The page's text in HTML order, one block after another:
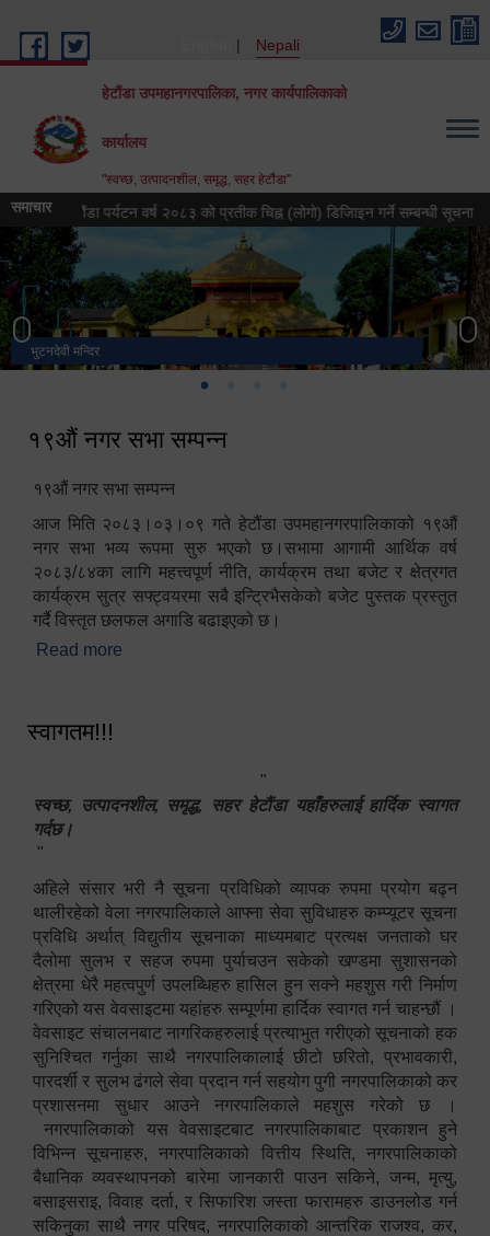
Nepali
हेटौंडा उपमहानगरपालिका, नगर कार्यपालिकाको
कार्यालय
"स्वच्छ, उत्पादनशील, समृद्ध, सहर हेटौंडा"
समाचारहेटौंडा पर्यटन वर्ष २०८३ को प्रतीक चिह्न (लोगो) डिजिाइन गर्ने सम्बन्धी सूचना
भुटनदेवी मन्दिर
स्मारक
हेटौंडा उपमहानगरपालिका नगर कार्यपालिकाको कार्यालय
मनकामना डाँडाबाट देखिएको दृश्य
१९औं नगर सभा सम्पन्न
१९औं नगर सभा सम्पन्न
आज मिति २०८३।०३।०९ गते हेटौंडा उपमहानगरपालिकाको १९औं
नगर सभा भव्य रूपमा सुरु भएको छ।सभामा आगामी आर्थिक वर्ष
२०८३/८४का लागि महत्त्वपूर्ण नीति, कार्यक्रम तथा बजेट र क्षेत्रगत
कार्यक्रम सुत्र सफ्ट्वयरमा सबै इन्ट्रिभैसकेको बजेट पुस्तक प्रस्तुत
गर्दै विस्तृत छलफल अगाडि बढाइएको छ।
Read more
स्वागतम!!!
"
स्वच्छ, उत्पादनशील, समृद्ध, सहर हेटौंडा यहाँहरुलाई हार्दिक स्वागत
गर्दछ।
"
अहिले संसार भरी नै सूचना प्रविधिको व्यापक रुपमा प्रयोग बढ्न
थालीरहेको वेला नगरपालिकाले आफ्ना सेवा सुविधाहरु कम्प्यूटर सूचना
प्रविधि अर्थात् विद्युतीय सूचनाका माध्यमबाट प्रत्यक्ष जनताको घर
दैलोमा सुलभ र सहज रुपमा पुर्याचउन सकेको खण्डमा सुशासनको
क्षेत्रमा धेरै महत्वपुर्ण उपलब्धिहरु हासिल हुन सक्ने महशुस गरी निर्माण
गरिएको यस वेवसाइटमा यहांहरु सम्पूर्णमा हार्दिक स्वागत गर्न चाहन्छौं ।
वेवसाइट संचालनबाट नागरिकहरुलाई प्रत्याभुत गरीएको सूचनाको हक
सुनिश्चित गर्नुका साथै नगरपालिकालाई छीटो छरितो, प्रभावकारी,
पारदर्शी र सुलभ ढंगले सेवा प्रदान गर्न सहयोग पुगी नगरपालिकाको कर
प्रशासनमा सुधार आउने नगरपालिकाले महशुस गरेको छ ।
नगरपालिकाको यस वेवसाइटबाट नगरपालिकाबाट प्रकाशन हुने
विभिन्न सूचनाहरु, नगरपालिकाको वित्तीय स्थिति, नगरपालिकाको
बैधानिक व्यवस्थापनको बारेमा जानकारी पाउन सकिने, जन्म, मृत्यु,
बसाइसराइ, विवाह दर्ता, र सिफारिश जस्ता फारामहरु डाउनलोड गर्न
सकिनुका साथै नगर परिषद, नगरपालिकाको आन्तरिक राजश्व, कर,